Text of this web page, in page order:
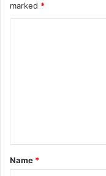
marked *
*
Name *